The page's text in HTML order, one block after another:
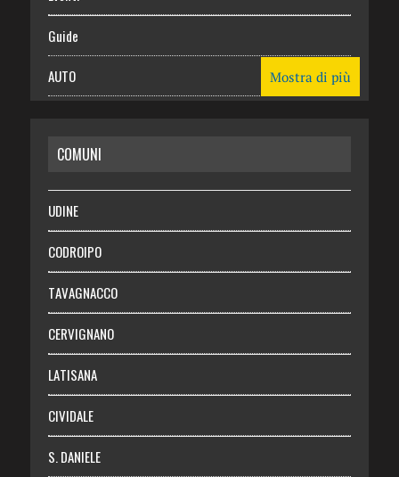
Guide
AUTO
RISPARMIO
SALUTE
Necrologie
Chi siamo
Abbonati
Login
Mostra di più
COMUNI
UDINE
CODROIPO
TAVAGNACCO
CERVIGNANO
LATISANA
CIVIDALE
S. DANIELE